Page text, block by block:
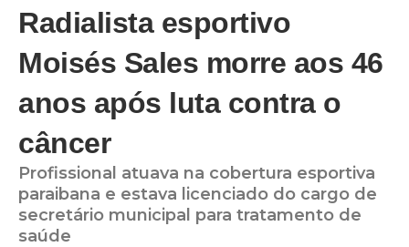
Radialista esportivo
Moisés Sales morre aos 46
anos após luta contra o
câncer
Profissional atuava na cobertura esportiva
paraibana e estava licenciado do cargo de
secretário municipal para tratamento de
saúde